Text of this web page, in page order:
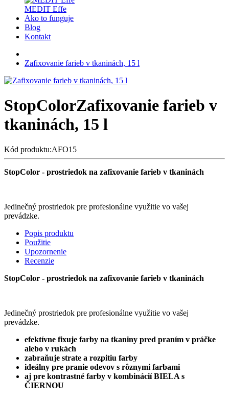
MEDIT Effe
Ako to funguje
Blog
Kontakt
Zafixovanie farieb v tkaninách, 15 l
StopColorZafixovanie farieb v
tkaninách, 15 l
Kód produktu:AFO15
StopColor - prostriedok na zafixovanie farieb v tkaninách
Jedinečný prostriedok pre profesionálne využitie vo vašej
prevádzke.
Popis produktu
Použitie
Upozornenie
Recenzie
StopColor - prostriedok na zafixovanie farieb v tkaninách
Jedinečný prostriedok pre profesionálne využitie vo vašej
prevádzke.
efektívne fixuje farby na tkaniny pred praním v práčke
alebo v rukách
zabraňuje strate a rozpitiu farby
ideálny pre pranie odevov s rôznymi farbami
aj pre kontrastné farby v kombinácií BIELA s
ČIERNOU